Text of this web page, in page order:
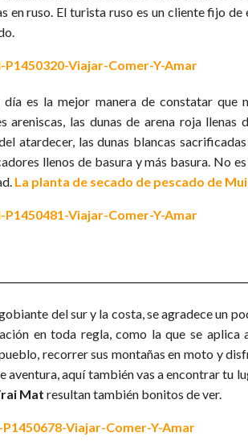
en ruso. El turista ruso es un cliente fijo de
es la mejor manera de constatar que
areniscas, las dunas de arena roja
atardecer, las dunas blancas
llenos de basura y más basura. No
La planta de secado de pescado de
del sur y la costa, se agradece un
en toda regla, como la que se aplica
recorrer sus montañas en moto y
aventura, aquí también vas a encontrar tu
Mat resultan también bonitos de ver.